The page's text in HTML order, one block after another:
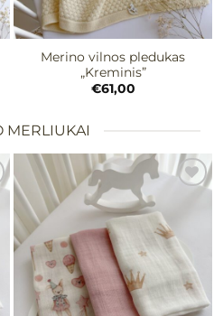
Merino vilnos pledukas
„Kreminis”
€61,00
MERLIUKAI
Mėgstamiausias